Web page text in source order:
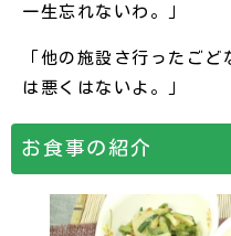
一生忘れないわ。」
「他の施設さ行ったご
は悪くはないよ。」
お食事の紹介